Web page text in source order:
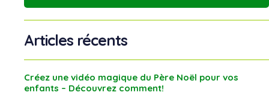
Articles récents
Créez une vidéo magique du Père Noël pour vos
enfants – Découvrez comment!